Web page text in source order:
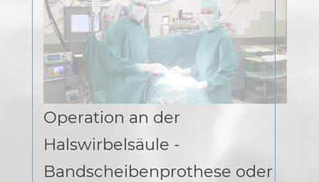
Operation an der
Halswirbelsäule -
Bandscheibenprothese oder